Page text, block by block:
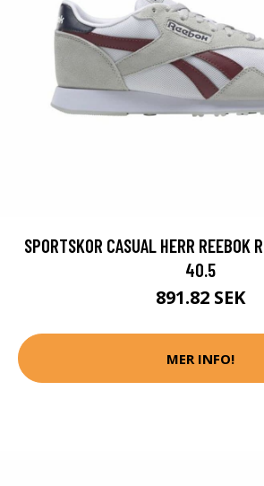
SPORTSKOR CASUAL HERR REEBOK
40.5
891.82 SEK
MER INFO!